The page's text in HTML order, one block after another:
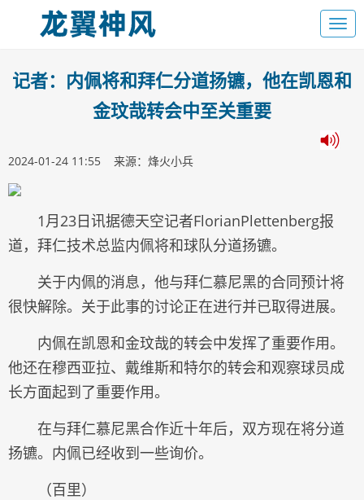
记者：内佩将和拜仁分道扬镳，他在凯恩和
金玟哉转会中至关重要
2024-01-24 11:55 来源：烽火小兵
1月23日讯据德天空记者FlorianPlettenberg报
道，拜仁技术总监内佩将和球队分道扬镳。
关于内佩的消息，他与拜仁慕尼黑的合同预计将
很快解除。关于此事的讨论正在进行并已取得进展。
内佩在凯恩和金玟哉的转会中发挥了重要作用。
他还在穆西亚拉、戴维斯和特尔的转会和观察球员成
长方面起到了重要作用。
在与拜仁慕尼黑合作近十年后，双方现在将分道
扬镳。内佩已经收到一些询价。
（百里）